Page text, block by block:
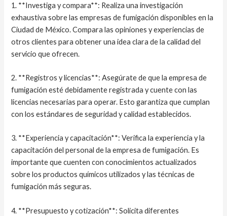
1. **Investiga y compara**: Realiza una investigación
exhaustiva sobre las empresas de fumigación disponibles en la
Ciudad de México. Compara las opiniones y experiencias de
otros clientes para obtener una idea clara de la calidad del
servicio que ofrecen.
2. **Registros y licencias**: Asegúrate de que la empresa de
fumigación esté debidamente registrada y cuente con las
licencias necesarias para operar. Esto garantiza que cumplan
con los estándares de seguridad y calidad establecidos.
3. **Experiencia y capacitación**: Verifica la experiencia y la
capacitación del personal de la empresa de fumigación. Es
importante que cuenten con conocimientos actualizados
sobre los productos químicos utilizados y las técnicas de
fumigación más seguras.
4. **Presupuesto y cotización**: Solicita diferentes